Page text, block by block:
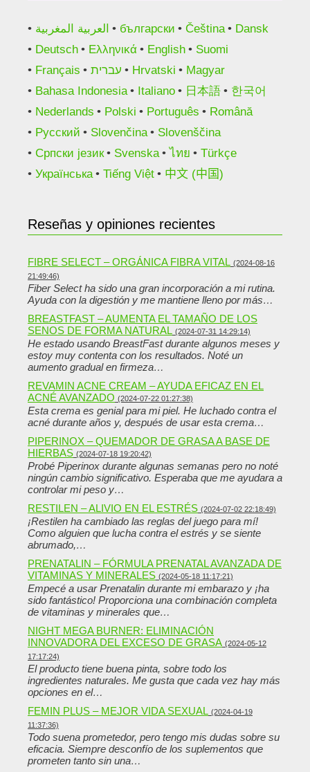
العربية المغربية български Čeština
Dansk
Deutsch
Ελληνικά English
Suomi
Français
עברית Hrvatski
Magyar
Bahasa Indonesia
Italiano 日本語
한국어
Nederlands
Polski Português
Română
Русский
Slovenčina
Slovenščina
Српски језик
Svenska ไทย
Türkçe
Українська
Tiếng Việt 中文 (中国)
Reseñas y opiniones recientes
FIBRE SELECT – ORGÁNICA FIBRA VITAL (2024-08-16
21:49:46)
Fiber Select ha sido una gran incorporación a mi rutina.
Ayuda con la digestión y me mantiene lleno por más…
BREASTFAST – AUMENTA EL TAMAÑO DE LOS
SENOS DE FORMA NATURAL (2024-07-31 14:29:14)
He estado usando BreastFast durante algunos meses y
estoy muy contenta con los resultados. Noté un
aumento gradual en firmeza…
REVAMIN ACNE CREAM – AYUDA EFICAZ EN EL
ACNÉ AVANZADO (2024-07-22 01:27:38)
Esta crema es genial para mi piel. He luchado contra el
acné durante años y, después de usar esta crema…
PIPERINOX – QUEMADOR DE GRASA A BASE DE
HIERBAS (2024-07-18 19:20:42)
Probé Piperinox durante algunas semanas pero no noté
ningún cambio significativo. Esperaba que me ayudara a
controlar mi peso y…
RESTILEN – ALIVIO EN EL ESTRÉS (2024-07-02 22:18:49)
¡Restilen ha cambiado las reglas del juego para mí!
Como alguien que lucha contra el estrés y se siente
abrumado,…
PRENATALIN – FÓRMULA PRENATAL AVANZADA DE
VITAMINAS Y MINERALES (2024-05-18 11:17:21)
Empecé a usar Prenatalin durante mi embarazo y ¡ha
sido fantástico! Proporciona una combinación completa
de vitaminas y minerales que…
NIGHT MEGA BURNER: ELIMINACIÓN
INNOVADORA DEL EXCESO DE GRASA (2024-05-12
17:17:24)
El producto tiene buena pinta, sobre todo los
ingredientes naturales. Me gusta que cada vez hay más
opciones en el…
FEMIN PLUS – MEJOR VIDA SEXUAL (2024-04-19
11:37:36)
Todo suena prometedor, pero tengo mis dudas sobre su
eficacia. Siempre desconfío de los suplementos que
prometen tanto sin una…